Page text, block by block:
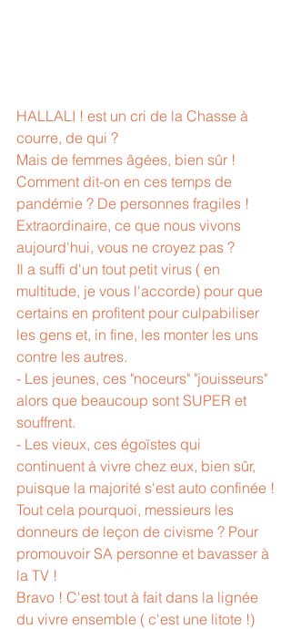
HALLALI ! est un cri de la Chasse à
courre, de qui ?
Mais de femmes âgées, bien sûr !
Comment dit-on en ces temps de
pandémie ? De personnes fragiles !
Extraordinaire, ce que nous vivons
aujourd'hui, vous ne croyez pas ?
Il a suffi d'un tout petit virus ( en
multitude, je vous l'accorde) pour que
certains en profitent pour culpabiliser
les gens et, in fine, les monter les uns
contre les autres.
- Les jeunes, ces "noceurs" "jouisseurs"
alors que beaucoup sont SUPER et
souffrent.
- Les vieux, ces égoïstes qui
continuent à vivre chez eux, bien sûr,
puisque la majorité s'est auto confinée !
Tout cela pourquoi, messieurs les
donneurs de leçon de civisme ? Pour
promouvoir SA personne et bavasser à
la TV !
Bravo ! C'est tout à fait dans la lignée
du vivre ensemble ( c'est une litote !)